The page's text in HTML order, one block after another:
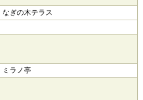
なぎの木テラス
ミラノ亭